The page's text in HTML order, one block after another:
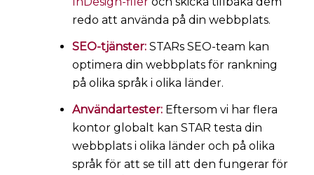
redo att använda på din webbplats.
SEO-tjänster:STARs SEO-team kan
optimera din webbplats för rankning
på olika språk i olika länder.
Användartester:Eftersom vi har flera
kontor globalt kan STAR testa din
webbplats i olika länder och på olika
språk för att se till att den fungerar för